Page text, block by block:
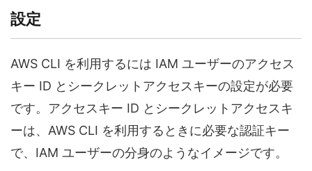
設定
AWS CLI を利用するには IAM ユーザーのアクセス
キー ID とシークレットアクセスキーの設定が必要
です。アクセスキー ID とシークレットアクセスキ
ーは、AWS CLI を利用するときに必要な認証キー
で、IAM ユーザーの分身のようなイメージです。